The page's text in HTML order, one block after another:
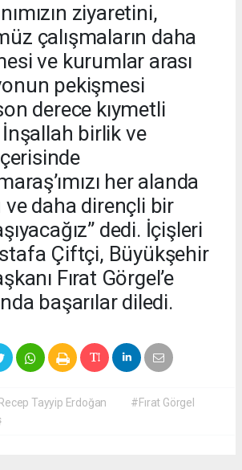
ziyaretini,
çalışmaların daha
ve kurumlar arası
pekişmesi
derece kıymetli
birlik ve
her alanda
daha dirençli bir
dedi. İçişleri
Çiftçi, Büyükşehir
Fırat Görgel’e
başarılar diledi.
Tayyip Erdoğan
#Fırat Görgel